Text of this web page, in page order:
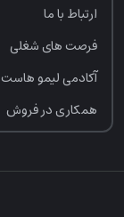
ارتباط با ما
فرصت‌ های شغلی
آکادمی لیمو هاست
همکاری در فروش